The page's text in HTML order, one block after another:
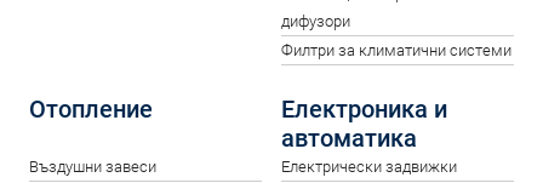
дифузори
Филтри за климатични системи
Отопление
Въздушни завеси
Електроника и
автоматика
Електрически задвижки